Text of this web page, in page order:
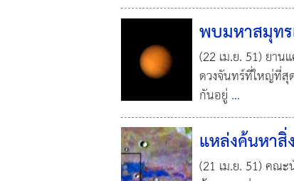
พบมหาสมุท
(22 เม.ย. 51) ยา
ดวงจันทร์ที่ใหญ่ที่สุ
กันอยู่ ...
แหล่งค้นหาสิ่
(21 เม.ย. 51) คณ